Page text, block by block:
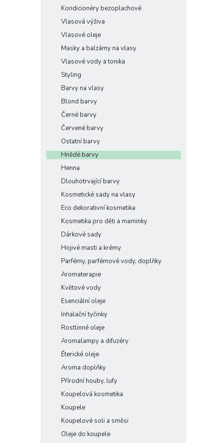
Kondicionéry bezoplachové
Vlasová výživa
Vlasové oleje
Masky a balzámy na vlasy
Vlasové vody a tonika
Styling
Barvy na vlasy
Blond barvy
Černé barvy
Červené barvy
Ostatní barvy
Hnědé barvy
Henna
Dlouhotrvající barvy
Kosmetické sady na vlasy
Eco dekorativní kosmetika
Kosmetika pro děti a maminky
Dárkové sady
Hojivé masti a krémy
Parfémy, parfémové vody, doplňky
Aromaterapie
Květové vody
Esenciální oleje
Inhalační tyčinky
Rostlinné oleje
Aromalampy a difuzéry
Éterické oleje
Aroma doplňky
Přírodní houby, lufy
Koupelová kosmetika
Koupele
Koupelové soli a směsi
Oleje do koupele